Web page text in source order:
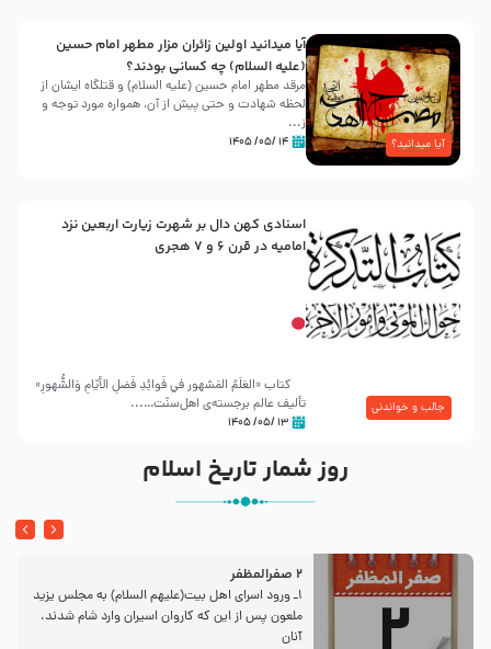
آیا میدانید؟
آیا میدانید اولین زائران مزار مطهر امام حسین
(علیه السلام) چه کسانی بودند؟
مرقد مطهر امام حسین (علیه السلام) و قتلگاه ایشان از
لحظه شهادت و حتی پیش از آن، همواره مورد توجه و
ز...
۱۴ /۰۵/ ۱۴۰۵
جالب و خواندنی
اسنادی کهن دال بر شهرت زیارت اربعین نزد
امامیه در قرن ۶ و ۷ هجری
کتاب «العَلَمُ المَشهور في فَوائِدِ فَضلِ الأيّامِ وَالشُّهورِ»
تألیف عالم برجسته‌ی اهل‌سنّت…...
۱۳ /۰۵/ ۱۴۰۵
روز شمار تاریخ اسلام
2 صفرالمظفر
1ـ ورود اسراى اهل بیت‌(علیهم السلام) به مجلس یزید
ملعون پس از این كه كاروان اسیران وارد شام شدند،
آنان